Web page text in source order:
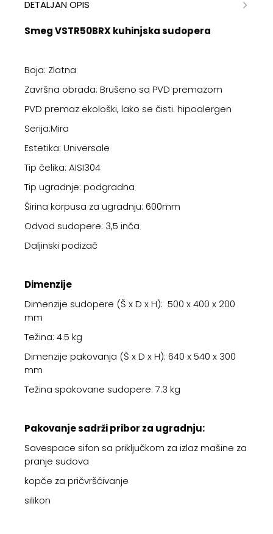
DETALJAN OPIS
Smeg VSTR50BRX kuhinjska sudopera
Boja: Zlatna
Završna obrada: Brušeno sa PVD premazom
PVD premaz ekološki, lako se čisti. hipoalergen
Serija:Mira
Estetika: Universale
Tip čelika: AISI304
Tip ugradnje: podgradna
Širina korpusa za ugradnju: 600mm
Odvod sudopere: 3,5 inča
Daljinski podizač
Dimenzije
Dimenzije sudopere (Š x D x H): 500 x 400 x 200
mm
Težina: 4.5 kg
Dimenzije pakovanja (Š x D x H): 640 x 540 x 300
mm
Težina spakovane sudopere: 7.3 kg
Pakovanje sadrži pribor za ugradnju:
Savespace sifon sa priključkom za izlaz mašine za
pranje sudova
kopče za pričvršćivanje
silikon